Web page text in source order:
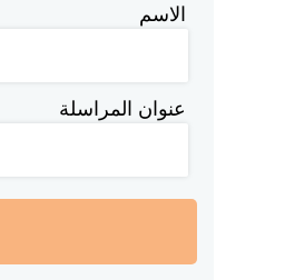
الاسم
عنوان المراسلة